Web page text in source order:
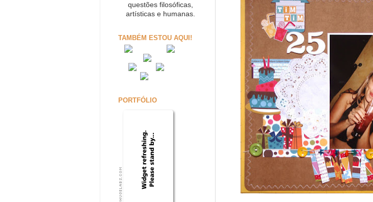
questões filosóficas,
artísticas e humanas.
TAMBÉM ESTOU AQUI!
PORTFÓLIO